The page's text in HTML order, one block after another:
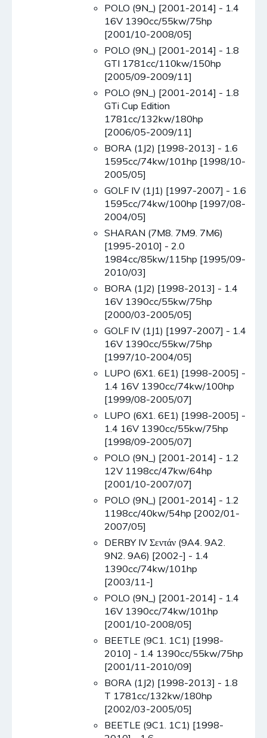
POLO (9N_) [2001-2014] - 1.4
16V 1390cc/55kw/75hp
[2001/10-2008/05]
POLO (9N_) [2001-2014] - 1.8
GTI 1781cc/110kw/150hp
[2005/09-2009/11]
POLO (9N_) [2001-2014] - 1.8
GTi Cup Edition
1781cc/132kw/180hp
[2006/05-2009/11]
BORA (1J2) [1998-2013] - 1.6
1595cc/74kw/101hp [1998/10-
2005/05]
GOLF IV (1J1) [1997-2007] - 1.6
1595cc/74kw/100hp [1997/08-
2004/05]
SHARAN (7M8. 7M9. 7M6)
[1995-2010] - 2.0
1984cc/85kw/115hp [1995/09-
2010/03]
BORA (1J2) [1998-2013] - 1.4
16V 1390cc/55kw/75hp
[2000/03-2005/05]
GOLF IV (1J1) [1997-2007] - 1.4
16V 1390cc/55kw/75hp
[1997/10-2004/05]
LUPO (6X1. 6E1) [1998-2005] -
1.4 16V 1390cc/74kw/100hp
[1999/08-2005/07]
LUPO (6X1. 6E1) [1998-2005] -
1.4 16V 1390cc/55kw/75hp
[1998/09-2005/07]
POLO (9N_) [2001-2014] - 1.2
12V 1198cc/47kw/64hp
[2001/10-2007/07]
POLO (9N_) [2001-2014] - 1.2
1198cc/40kw/54hp [2002/01-
2007/05]
DERBY IV Σεντάν (9A4. 9A2.
9N2. 9A6) [2002-] - 1.4
1390cc/74kw/101hp
[2003/11-]
POLO (9N_) [2001-2014] - 1.4
16V 1390cc/74kw/101hp
[2001/10-2008/05]
BEETLE (9C1. 1C1) [1998-
2010] - 1.4 1390cc/55kw/75hp
[2001/11-2010/09]
BORA (1J2) [1998-2013] - 1.8
T 1781cc/132kw/180hp
[2002/03-2005/05]
BEETLE (9C1. 1C1) [1998-